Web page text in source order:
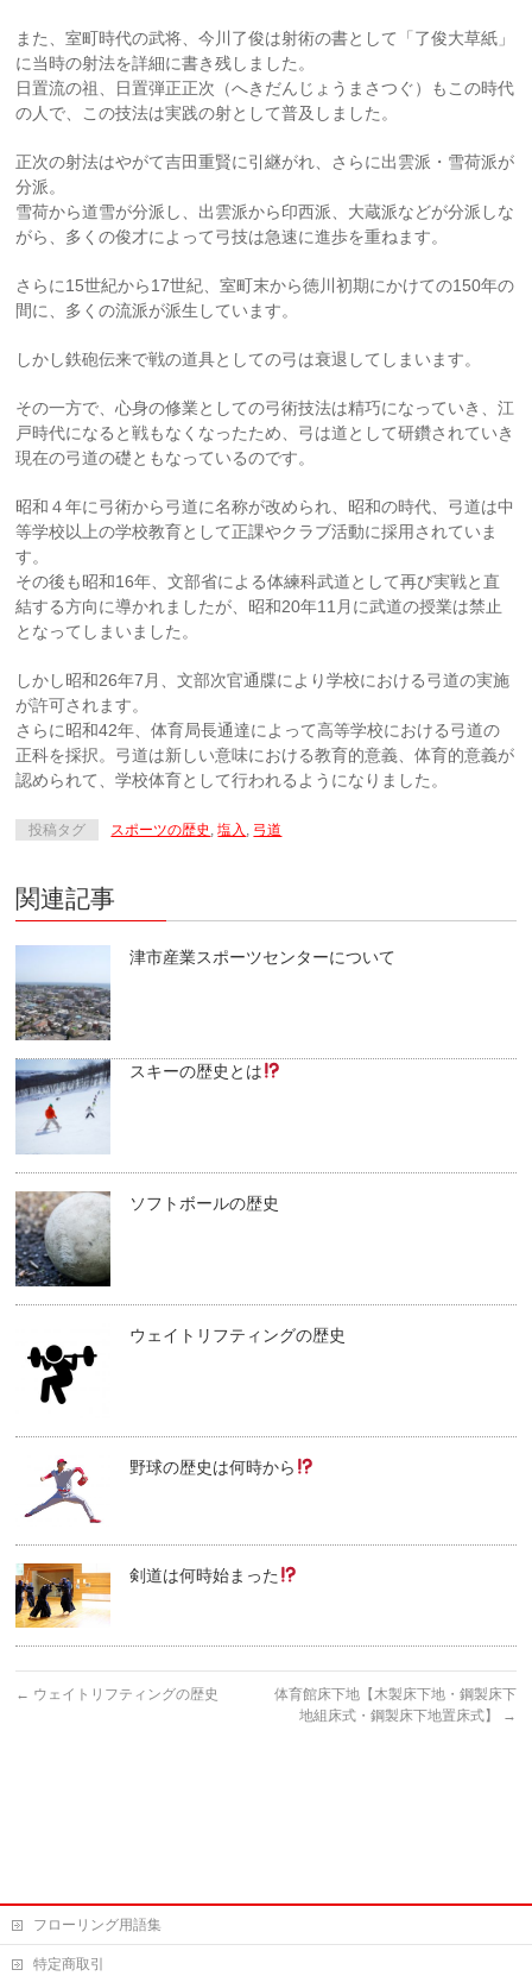
また、室町時代の武将、今川了俊は射術の書として「了俊大草紙」
に当時の射法を詳細に書き残しました。
日置流の祖、日置弾正正次（へきだんじょうまさつぐ）もこの時代
の人で、この技法は実践の射として普及しました。
正次の射法はやがて吉田重賢に引継がれ、さらに出雲派・雪荷派が
分派。
雪荷から道雪が分派し、出雲派から印西派、大蔵派などが分派しな
がら、多くの俊才によって弓技は急速に進歩を重ねます。
さらに15世紀から17世紀、室町末から徳川初期にかけての150年の
間に、多くの流派が派生しています。
しかし鉄砲伝来で戦の道具としての弓は衰退してしまいます。
その一方で、心身の修業としての弓術技法は精巧になっていき、江
戸時代になると戦もなくなったため、弓は道として研鑽されていき
現在の弓道の礎ともなっているのです。
昭和４年に弓術から弓道に名称が改められ、昭和の時代、弓道は中
等学校以上の学校教育として正課やクラブ活動に採用されていま
す。
その後も昭和16年、文部省による体練科武道として再び実戦と直
結する方向に導かれましたが、昭和20年11月に武道の授業は禁止
となってしまいました。
しかし昭和26年7月、文部次官通牒により学校における弓道の実施
が許可されます。
さらに昭和42年、体育局長通達によって高等学校における弓道の
正科を採択。弓道は新しい意味における教育的意義、体育的意義が
認められて、学校体育として行われるようになりました。
投稿タグ スポーツの歴史 ,塩入 弓道
関連記事
津市産業スポーツセンターについて
スキーの歴史とは
ソフトボールの歴史
ウェイトリフティングの歴史
野球の歴史は何時から
剣道は何時始まった
← ウェイトリフティングの歴史
体育館床下地【木製床下地・鋼製床下
地組床式・鋼製床下地置床式】
→
フローリング用語集
特定商取引